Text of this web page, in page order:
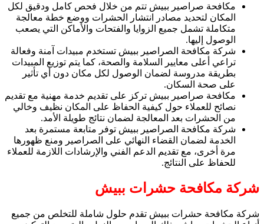
مكافحة صراصير ببيش تتم من خلال فحص كامل ودقيق لكل
المكان لتحديد مصادر انتشار الحشرات ووضع خطة معالجة
متكاملة تشمل جميع الزوايا والفتحات والأماكن التي يصعب
الوصول إليها.
شركة مكافحة الصراصير ببيش تستخدم مبيدات آمنة وفعالة
تراعي أعلى معايير السلامة والصحة، كما يتم توزيع المبيدات
بطريقة مدروسة لضمان الوصول لكل مكان دون أي تأثير
على صحة السكان.
مكافحة صراصير ببيش تركز على تقديم خدمة مهنية مع تقديم
نصائح للعملاء حول كيفية الحفاظ على المكان نظيف وخالي
من الحشرات بعد المعالجة لضمان نتائج طويلة الأمد.
شركة مكافحة الصراصير ببيش توفر متابعة مستمرة بعد
الخدمة لضمان القضاء النهائي على الصراصير ومنع ظهورها
مرة أخرى، مع تقديم الدعم الفني والإرشادات اللازمة للعملاء
للحفاظ على النتائج.
شركة مكافحة حشرات ببيش
شركة مكافحة حشرات ببيش تقدم حلول شاملة للتخلص من جميع